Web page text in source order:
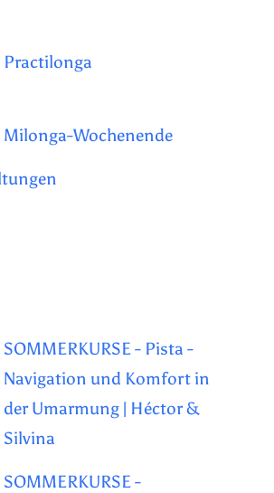
Practilonga
Milonga-Wochenende
SOMMERKURSE - Pista -
Navigation und Komfort in
der Umarmung | Héctor &
Silvina
SOMMERKURSE -